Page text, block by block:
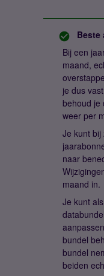
Beste
Bij een
maand,
je dus
behoud je
weer per
Je kunt bij
naar
maand in.
Je kunt
bundel
bundel
beiden